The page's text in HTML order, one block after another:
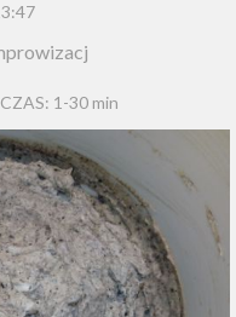
CZAS: 1-30 min